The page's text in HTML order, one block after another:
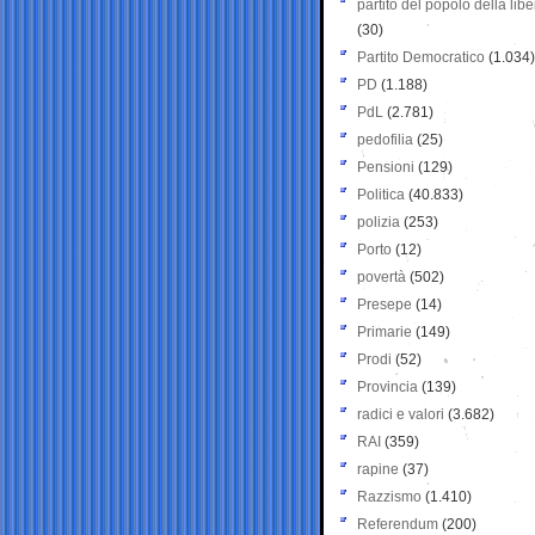
partito del popolo della
(30)
Partito Democratico (1.034)
PD (1.188)
PdL (2.781)
pedofilia (25)
Pensioni (129)
Politica (40.833)
polizia (253)
Porto (12)
povertà (502)
Presepe (14)
Primarie (149)
Prodi (52)
Provincia (139)
radici e valori (3.682)
RAI (359)
rapine (37)
Razzismo (1.410)
Referendum (200)